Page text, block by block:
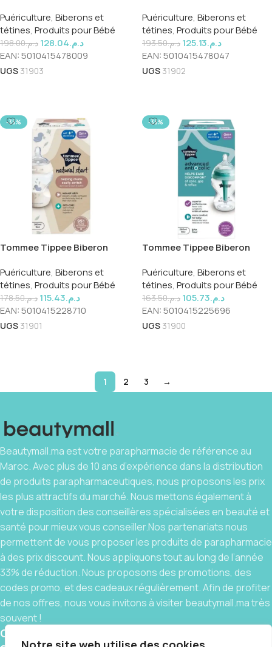
Puériculture, Biberons et
tétines, Produits pour Bébé
د.م.198.00 د.م.128.04
EAN:5010415478009
UGS 31903
Puériculture, Biberons et
tétines, Produits pour Bébé
د.م.193.50 د.م.125.13
EAN:5010415478047
UGS 31902
-35%
Tommee Tippee Biberon
422871 P1
Puériculture, Biberons et
tétines, Produits pour Bébé
د.م.178.50 د.م.115.43
EAN:5010415228710
UGS 31901
-35%
Tommee Tippee Biberon
Ref 42256987
Puériculture, Biberons et
tétines, Produits pour Bébé
د.م.163.50 د.م.105.73
EAN:5010415225696
UGS 31900
1 2 3 →
Beautymall.ma est votre parapharmacie de référence au
Maroc. Avec plus de 10 ans d’expérience dans la distribution
de produits parapharmaceutiques, nous proposons les prix
les plus attractifs du marché. Nous mettons également à
votre disposition des conseillères spécialisées en beauté et
santé pour mieux vous conseiller.Nos partenariats nous
permettent de vous proposer les produits de parapharmacie
à des prix discount. Nous appliquons tout au long de l’année
33% de réduction. Nous proposons des promotions, des
codes promo, et des cadeaux régulièrement. Afin de profiter
de nos offres, nous vous invitons à visiter beautymall.ma très
souvent !
Contact